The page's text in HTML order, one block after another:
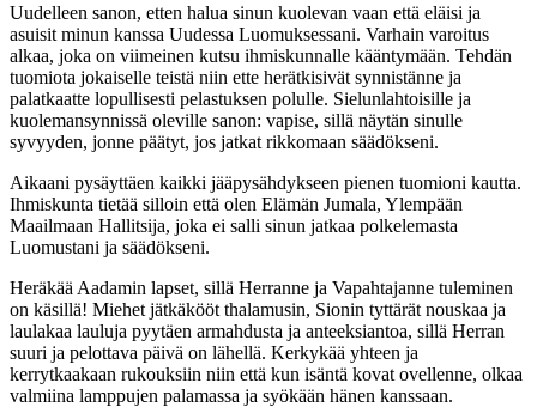
Uudelleen sanon, etten halua sinun kuolevan vaan että eläisi ja
asuisit minun kanssa Uudessa Luomuksessani. Varhain varoitus
alkaa, joka on viimeinen kutsu ihmiskunnalle kääntymään. Tehdän
tuomiota jokaiselle teistä niin ette herätkisivät synnistänne ja
palatkaatte lopullisesti pelastuksen polulle. Sielunlahtoisille ja
kuolemansynnissä oleville sanon: vapise, sillä näytän sinulle
syvyyden, jonne päätyt, jos jatkat rikkomaan säädökseni.
Aikaani pysäyttäen kaikki jääpysähdykseen pienen tuomioni kautta.
Ihmiskunta tietää silloin että olen Elämän Jumala, Ylempään
Maailmaan Hallitsija, joka ei salli sinun jatkaa polkelemasta
Luomustani ja säädökseni.
Heräkää Aadamin lapset, sillä Herranne ja Vapahtajanne tuleminen
on käsillä! Miehet jätkäkööt thalamusin, Sionin tyttärät nouskaa ja
laulakaa lauluja pyytäen armahdusta ja anteeksiantoa, sillä Herran
suuri ja pelottava päivä on lähellä. Kerkykää yhteen ja
kerrytkaakaan rukouksiin niin että kun isäntä kovat ovellenne, olkaa
valmiina lamppujen palamassa ja syökään hänen kanssaan.